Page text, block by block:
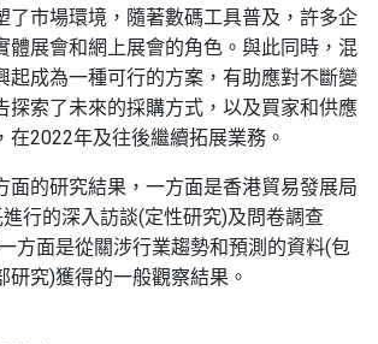
了市場環境，隨著數碼工具普及，許多企
體展會和網上展會的角色。與此同時，混
起成為一種可行的方案，有助應對不斷變
探索了未來的採購方式，以及買家和供應
在2022年及往後繼續拓展業務。
面的研究結果，一方面是香港貿易發展局
行的深入訪談(定性研究)及問卷調查
方面是從關涉行業趨勢和預測的資料(包
研究)獲得的一般觀察結果。